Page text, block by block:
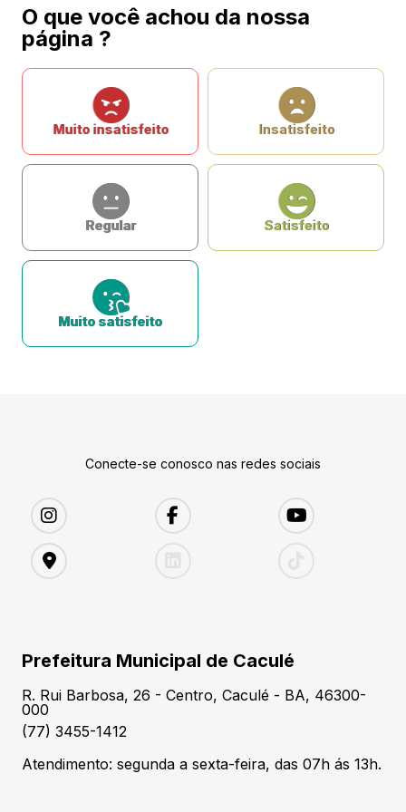
O que você achou da nossa
página ?
Muito insatisfeito Insatisfeito
Regular Satisfeito
Muito satisfeito
Conecte-se conosco nas redes sociais
Prefeitura Municipal de Caculé
R. Rui Barbosa, 26 - Centro, Caculé - BA, 46300-
000
(77) 3455-1412
Atendimento: segunda a sexta-feira, das 07h ás 13h.